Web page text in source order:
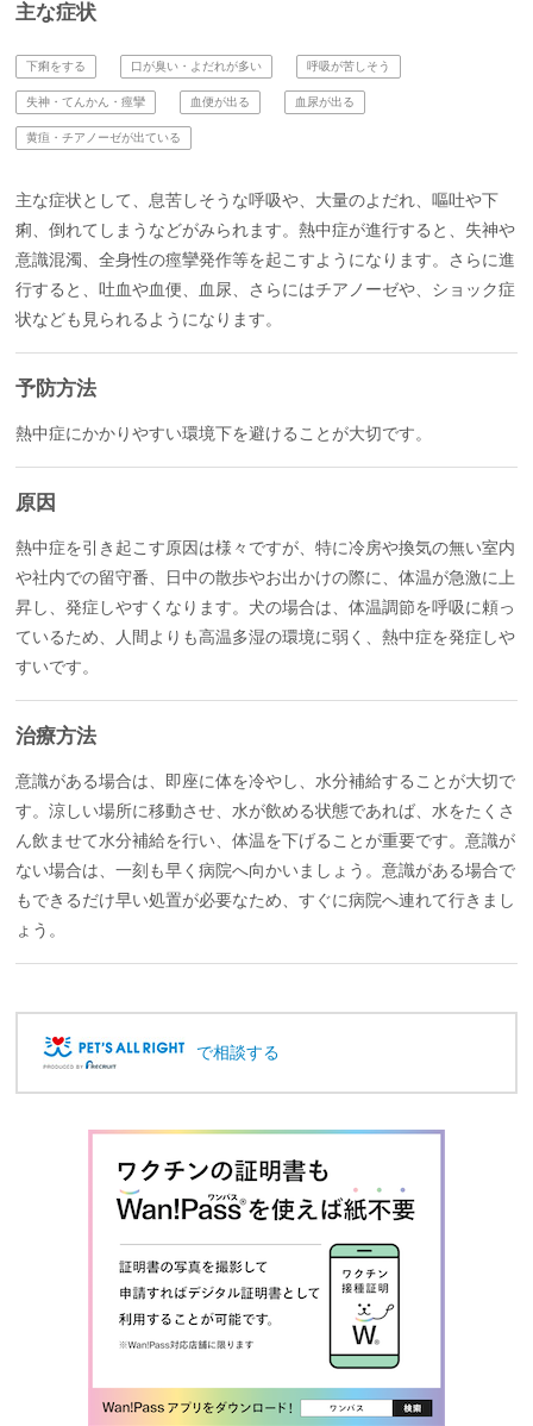
主な症状
下痢をする 口が臭い・よだれが多い 呼吸が苦しそう
失神・てんかん・痙攣 血便が出る 血尿が出る
黄疸・チアノーゼが出ている
主な症状として、息苦しそうな呼吸や、大量のよだれ、嘔吐や下
痢、倒れてしまうなどがみられます。熱中症が進行すると、失神や
意識混濁、全身性の痙攣発作等を起こすようになります。さらに進
行すると、吐血や血便、血尿、さらにはチアノーゼや、ショック症
状なども見られるようになります。
予防方法
熱中症にかかりやすい環境下を避けることが大切です。
原因
熱中症を引き起こす原因は様々ですが、特に冷房や換気の無い室内
や社内での留守番、日中の散歩やお出かけの際に、体温が急激に上
昇し、発症しやすくなります。犬の場合は、体温調節を呼吸に頼っ
ているため、人間よりも高温多湿の環境に弱く、熱中症を発症しや
すいです。
治療方法
意識がある場合は、即座に体を冷やし、水分補給することが大切で
す。涼しい場所に移動させ、水が飲める状態であれば、水をたくさ
ん飲ませて水分補給を行い、体温を下げることが重要です。意識が
ない場合は、一刻も早く病院へ向かいましょう。意識がある場合で
もできるだけ早い処置が必要なため、すぐに病院へ連れて行きまし
ょう。
で相談する